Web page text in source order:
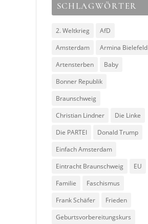
SCHLAGWÖRTER
2. Weltkrieg
AfD
Amsterdam
Armina Bielefeld
Artensterben
Baby
Bonner Republik
Braunschweig
Christian Lindner
Die Linke
Die PARTEI
Donald Trump
Einfach Amsterdam
Eintracht Braunschweig
EU
Familie
Faschismus
Frank Schäfer
Frieden
Geburtsvorbereitungskurs